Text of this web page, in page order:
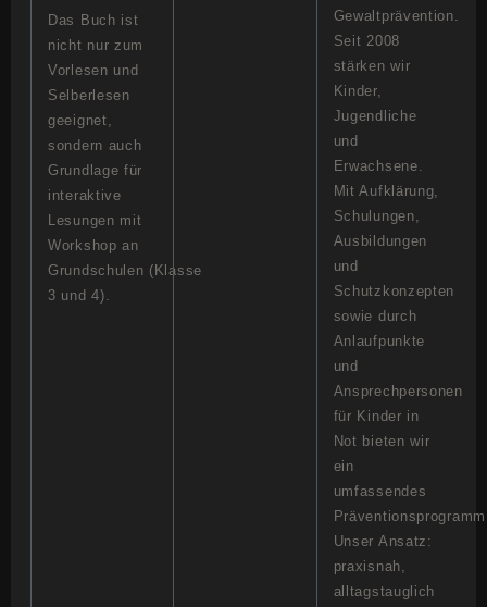
Das Buch ist
nicht nur zum
Vorlesen und
Selberlesen
geeignet,
sondern auch
Grundlage für
interaktive
Lesungen mit
Workshop an
Grundschulen (Klasse
3 und 4).
Gewaltprävention.
Seit 2008
stärken wir
Kinder,
Jugendliche
und
Erwachsene.
Mit Aufklärung,
Schulungen,
Ausbildungen
und
Schutzkonzepten
sowie durch
Anlaufpunkte
und
Ansprechpersonen
für Kinder in
Not bieten wir
ein
umfassendes
Unser Ansatz:
praxisnah,
alltagstauglich